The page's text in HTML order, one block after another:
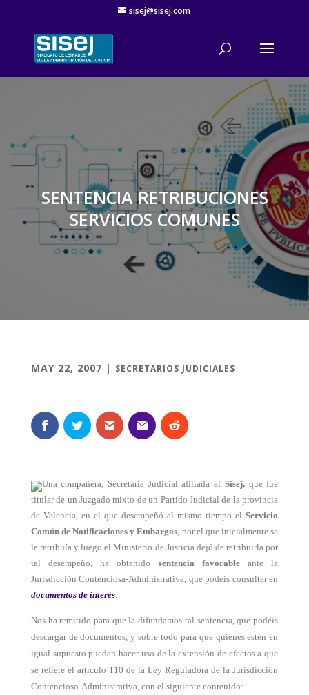
sisej@sisej.com
'
SENTENCIA RETRIBUCIONES
SERVICIOS COMUNES
MAY 22, 2007 | SECRETARIOS JUDICIALES
Una compañera, Secretaria Judicial afiliada al Sisej,que fue
titular de un Juzgado mixto de un Partido Judicial de la provincia
de Valencia, en el que desempeñó al mismo tiempo elServicio
Común de Notificaciones y Embargos, por el que inicialmente se
le retribuía y luego el Ministerio de Justicia dejó de retribuirla por
tal desempeño, ha obtenido sentencia favorableante la
Jurisdicción Contenciosa-Administrativa, que podeis consultar en
documentos de interés.
Nos ha remitido para que la difundamos tal sentencia, que podéis
descargar de documentos, y sobre todo para que quienes estén en
igual supuesto puedan hacer uso de la extensión de efectos a que
se refiere el artículo 110 de la Ley Reguladora de la Jurisdicción
Contencioso-Administrativa, con el siguiente contenido: